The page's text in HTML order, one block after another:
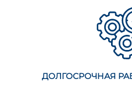
РАБОТА БЕЗ